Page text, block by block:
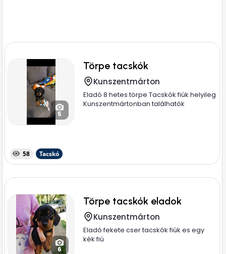
5
Törpe tacskók
Kunszentmárton
Eladó 8 hetes törpe Tacskók fiúk helyileg
Kunszentmártonban találhatók
58 Tacskó
6
Törpe tacskók eladok
Kunszentmárton
Eladó fekete cser tacskók fiúk es egy
kék fiú